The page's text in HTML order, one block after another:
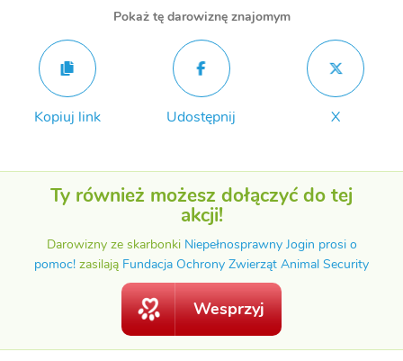
Pokaż tę darowiznę znajomym
Kopiuj link Udostępnij X
Ty również możesz dołączyć do tej
akcji!
Darowizny ze skarbonki Niepełnosprawny Jogin prosi o
pomoc! zasilają Fundacja Ochrony Zwierząt Animal Security
Wesprzyj